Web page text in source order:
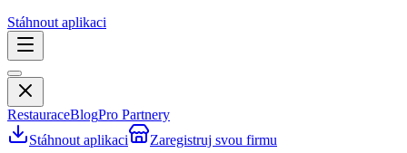
Stáhnout aplikaci
RestauraceBlogPro Partnery
Stáhnout aplikaci
Zaregistruj svou firmu